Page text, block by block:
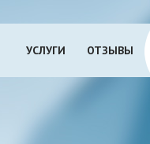
УСЛУГИ ОТЗЫВЫ